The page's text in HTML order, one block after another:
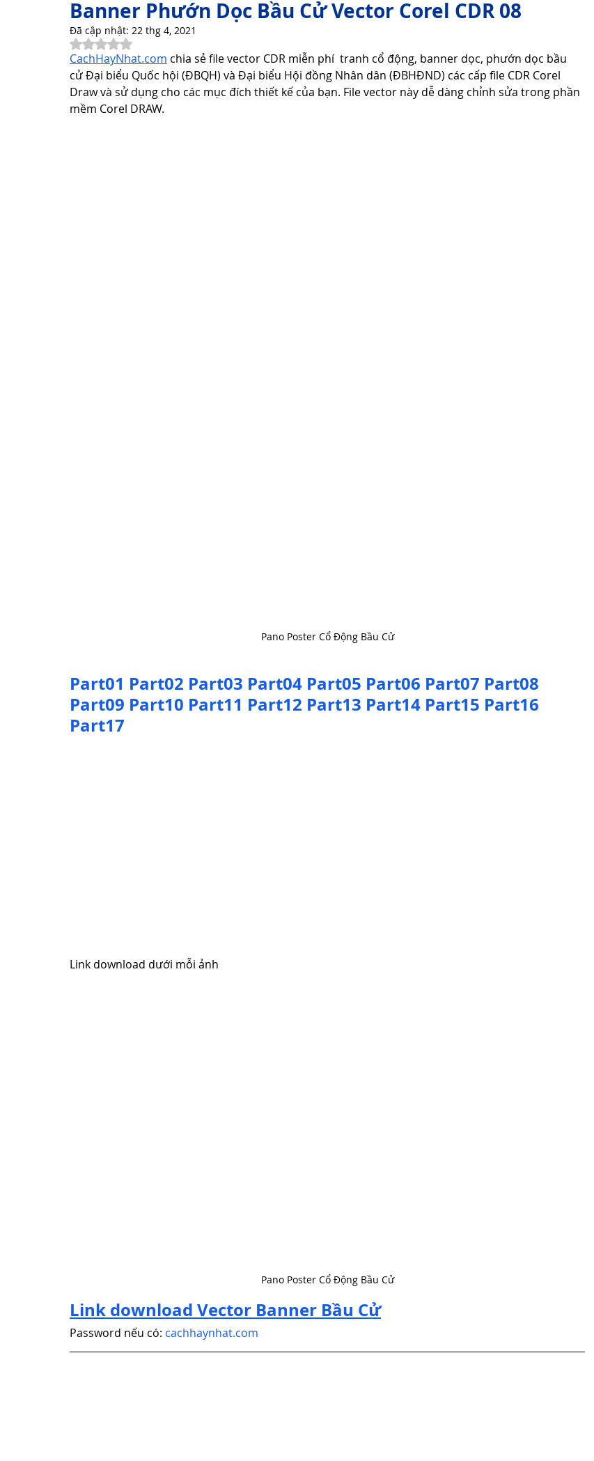
Thơ Hay Thơ Vui Lời Hay Ý Đẹp Vì Sao, Tại Sao? Tử Vi - Phong Thủy - Tâm Linh Phong Tục Tập Quán
Sức Khỏe
Banner Phướn Dọc Bầu Cử Vector Corel CDR 08
Đã cập nhật: 22 thg 4, 2021
Đã xếp hạng NaN/5 sao.
CachHayNhat.com chia sẻ file vector CDR miễn phí  tranh cổ động, banner dọc, phướn dọc bầu
cử Đại biểu Quốc hội (ĐBQH) và Đại biểu Hội đồng Nhân dân (ĐBHĐND) các cấp file CDR Corel
Draw và sử dụng cho các mục đích thiết kế của bạn. File vector này dễ dàng chỉnh sửa trong phần
mềm Corel DRAW.
Pano Poster Cổ Động Bầu Cử
Part01 Part02 Part03 Part04 Part05 Part06 Part07 Part08
Part09 Part10 Part11 Part12 Part13 Part14 Part15 Part16
Part17
Link download dưới mỗi ảnh
Pano Poster Cổ Động Bầu Cử
Link download Vector Banner Bầu Cử
Password nếu có: cachhaynhat.com